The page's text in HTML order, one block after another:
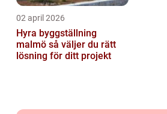
02 april 2026
Hyra byggställning
malmö så väljer du rätt
lösning för ditt projekt